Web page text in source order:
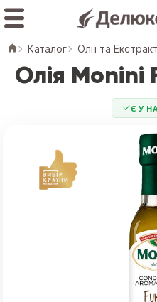
Каталог Олії та
Олія Monini
Є У